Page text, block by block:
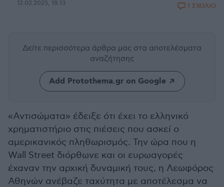
12.02.2025, 18:13 1 ΣΧΟΛΙΟ
Δείτε περισσότερα άρθρα μας στα αποτελέσματα
αναζήτησης
Add Protothema.gr on Google
«Αντισώματα» έδειξε ότι έχει το ελληνικό
χρηματιστήριο στις πιέσεις που ασκεί ο
αμερικανικός πληθωρισμός. Την ώρα που η
Wall Street διόρθωνε και οι ευρωαγορές
έχαναν την αρχική δυναμική τους, η Λεωφόρος
Αθηνών ανέβαζε ταχύτητα με αποτέλεσμα να